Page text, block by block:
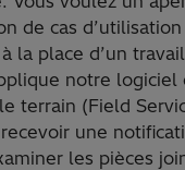
de cas
la place d’un
notre logiciel
terrain (Field
une
les pièces